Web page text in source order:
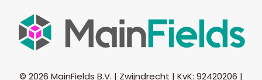
© 2026 MainFields B.V. | Zwijndrecht | KvK: 92420206 |